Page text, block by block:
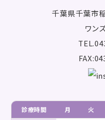
千葉県千葉市
ワン
診療時間 月 火